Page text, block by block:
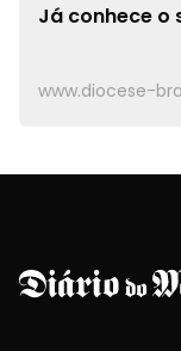
Já conhece o
www.diocese-